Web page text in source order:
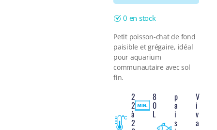
Voir tout
TRAITEMENT DE L'EAU
Spécial bassin
Additifs
Engrais
BONNES AFFAIRES
DERNIERS ARRIVAGES
0 en stock
Petit poisson-chat de fond
paisible et grégaire, idéal
pour aquarium
communautaire avec sol
fin.
2
2
à
2
8
0
L
p
a
i
s
V
i
v
a